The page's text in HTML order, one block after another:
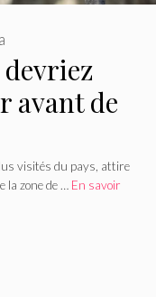
devriez
avant de
visités du pays, attire
zone de … En savoir